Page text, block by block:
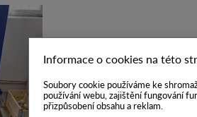
Informace o cookies na této
Soubory cookie používáme ke
používání webu, zajištění fungování
přizpůsobení obsahu a reklam.